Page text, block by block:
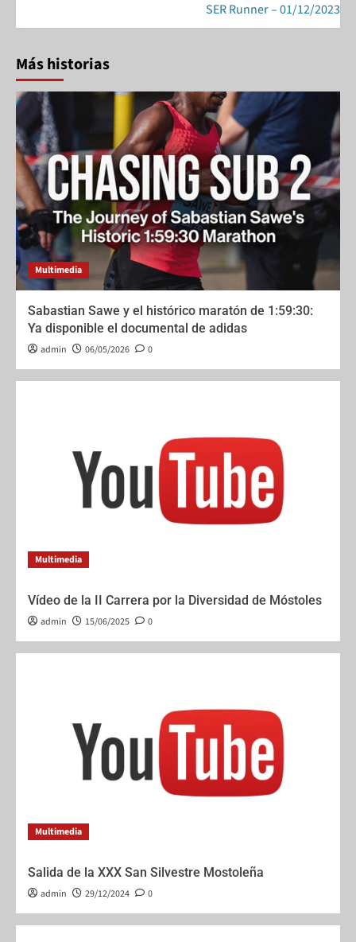
SER Runner – 01/12/2023
Más historias
Multimedia
Sabastian Sawe y el histórico maratón de 1:59:30:
Ya disponible el documental de adidas
admin 06/05/2026 0
Multimedia
Vídeo de la II Carrera por la Diversidad de Móstoles
admin 15/06/2025 0
Multimedia
Salida de la XXX San Silvestre Mostoleña
admin 29/12/2024 0